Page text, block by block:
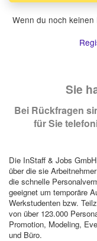
Wenn du noch
Sie
Bei Rückfragen
für Sie
Die InStaff & Jobs
über die sie
die schnelle
geeignet um temporäre
Werkstudenten bzw.
von über 123.000
Promotion, Modeling,
und Büro.